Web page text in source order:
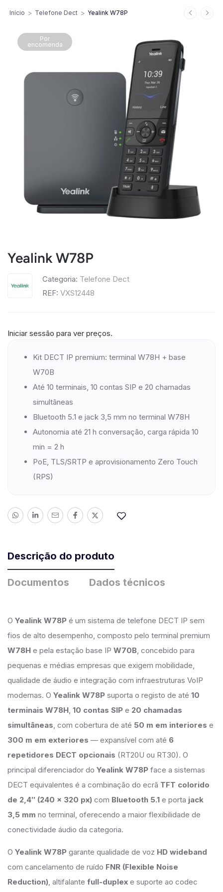
Início > Telefone Dect > Yealink W78P
Por
encomenda
Yealink W78P
Categoria: Telefone Dect
REF: VXS12448
Iniciar sessão para ver preços.
Kit DECT IP premium: terminal W78H + base
W70B
Até 10 terminais, 10 contas SIP e 20 chamadas
simultâneas
Bluetooth 5.1 e jack 3,5 mm no terminal W78H
Autonomia até 21 h conversação, carga rápida 10
min = 2 h
PoE, TLS/SRTP e aprovisionamento Zero Touch
(RPS)
Descrição do produto
Documentos Dados técnicos
O Yealink W78P é um sistema de telefone DECT IP sem
fios de alto desempenho, composto pelo terminal premium
W78H e pela estação base IP W70B, concebido para
pequenas e médias empresas que exigem mobilidade,
qualidade de áudio e integração com infraestruturas VoIP
modernas. O Yealink W78P suporta o registo de até 10
terminais W78H, 10 contas SIP e 20 chamadas
simultâneas, com cobertura de até 50 m em interiores e
300 m em exteriores — expansível com até 6
repetidores DECT opcionais (RT20U ou RT30). O
principal diferenciador do Yealink W78P face a sistemas
DECT equivalentes é a combinação do ecrã TFT colorido
de 2,4″ (240 × 320 px) com Bluetooth 5.1 e porta jack
3,5 mm no terminal, oferecendo a maior flexibilidade de
conectividade áudio da categoria.
O Yealink W78P garante qualidade de voz HD wideband
com cancelamento de ruído FNR (Flexible Noise
Reduction), altifalante full-duplex e suporte ao codec